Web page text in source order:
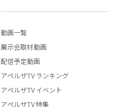
動画一覧
展示会取材動画
配信予定動画
アペルザTV ランキング
アペルザTV イベント
アペルザTV 特集